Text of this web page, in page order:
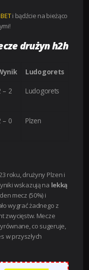
i bądźcie na bieżąco
drużyn h2h
Ludogorets
– 2 Ludogorets
– 0 Plzen
roku, drużyny Plzen i
wskazują na lekką
mecz (50%) i
wygrać żadnego z
zwycięstw. Mecze
co sugeruje,
w przyszłych